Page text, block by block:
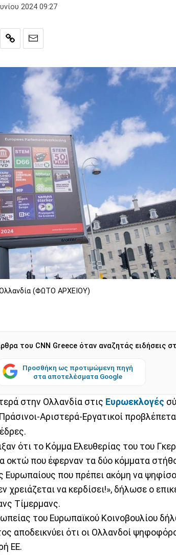
2024 09:27
(ΦΩΤΟ ΑΡΧΕΙΟΥ)
του CNN Greece όταν αναζητάς ειδήσεις
Προσθήκη ως προτιμώμενη πηγή
στα αποτελέσματα Google
στην Ολλανδία στις Ευρωεκλογές
Αριστερά-Εργατικοί
ότι το Κόμμα Ελευθερίας του του
οκτώ που έφερναν τα δύο κόμματα
Ευρωπαίους που πρέπει ακόμη να
χρειάζεται να κερδίσει!», δήλωσε ο
Τίμερμανς.
του Ευρωπαϊκού Κοινοβουλίου
αποδεικνύει ότι οι Ολλανδοί
ΕΕ.